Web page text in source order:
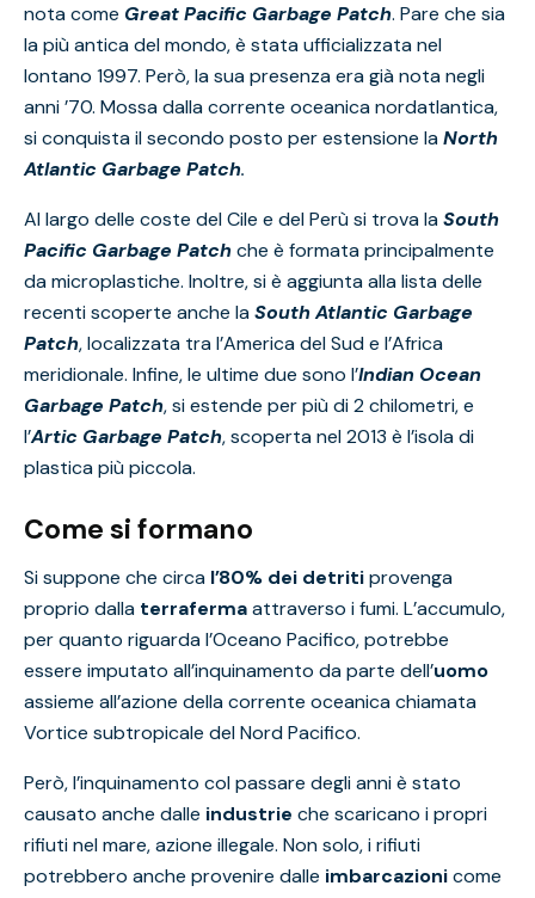
nota come Great Pacific Garbage Patch. Pare che sia
la più antica del mondo, è stata ufficializzata nel
lontano 1997. Però, la sua presenza era già nota negli
anni ’70. Mossa dalla corrente oceanica nordatlantica,
si conquista il secondo posto per estensione laNorth
Atlantic Garbage Patch.
Al largo delle coste del Cile e del Perù si trova laSouth
Pacific Garbage Patchche è formata principalmente
da microplastiche. Inoltre, si è aggiunta alla lista delle
recenti scoperte anche laSouth Atlantic Garbage
Patch, localizzata tra l’America del Sud e l’Africa
meridionale. Infine, le ultime due sono l’Indian Ocean
Garbage Patch, si estende per più di 2 chilometri, e
l’Artic Garbage Patch, scoperta nel 2013 è l’isola di
plastica più piccola.
Come si formano
Si suppone che circa l’80% dei detritiprovenga
proprio dalla terrafermaattraverso i fumi. L’accumulo,
per quanto riguarda l’Oceano Pacifico, potrebbe
essere imputato all’inquinamento da parte dell’uomo
assieme all’azione della corrente oceanica chiamata
Vortice subtropicale del Nord Pacifico.
Però, l’inquinamento col passare degli anni è stato
causato anche dalle industrie che scaricano i propri
rifiuti nel mare, azione illegale. Non solo, i rifiuti
potrebbero anche provenire dalle imbarcazionicome